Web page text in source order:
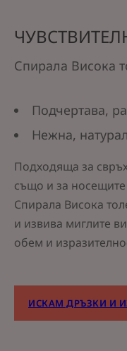
Спирала Висока
Подчертава,
Нежна,
Подходяща за
също и за
Спирала Висока
и извива миглите
обем и
ИСКАМ ДРЪЗКИ И